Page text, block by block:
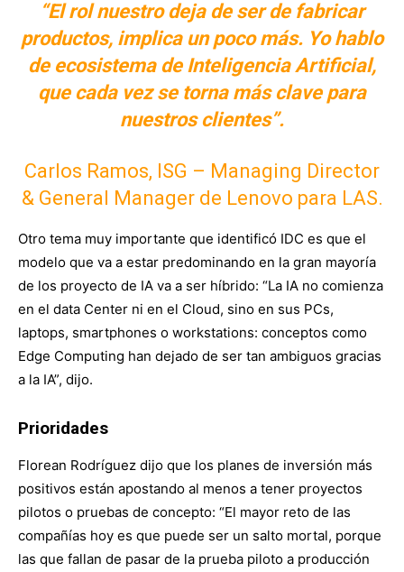
“El rol nuestro deja de ser de fabricar
productos, implica un poco más. Yo hablo
de ecosistema de Inteligencia Artificial,
que cada vez se torna más clave para
nuestros clientes”.
Carlos Ramos, ISG – Managing Director
& General Manager de Lenovo para LAS.
Otro tema muy importante que identificó IDC es que el
modelo que va a estar predominando en la gran mayoría
de los proyecto de IA va a ser híbrido: “La IA no comienza
en el data Center ni en el Cloud, sino en sus PCs,
laptops, smartphones o workstations: conceptos como
Edge Computing han dejado de ser tan ambiguos gracias
a la IA”, dijo.
Prioridades
Florean Rodríguez dijo que los planes de inversión más
positivos están apostando al menos a tener proyectos
pilotos o pruebas de concepto: “El mayor reto de las
compañías hoy es que puede ser un salto mortal, porque
las que fallan de pasar de la prueba piloto a producción